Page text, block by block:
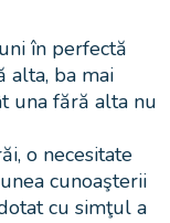
în perfectă
alta, ba mai
una fără alta nu
o necesitate
cunoaşterii
cu simţul a